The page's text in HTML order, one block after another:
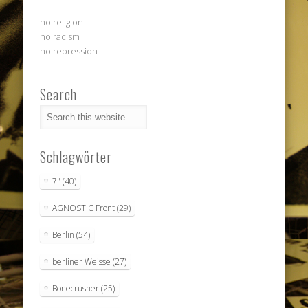
no religion
no racism
no repression
Search
Schlagwörter
7" (40)
AGNOSTIC Front(29)
Berlin (54)
berliner Weisse (27)
Bonecrusher(25)